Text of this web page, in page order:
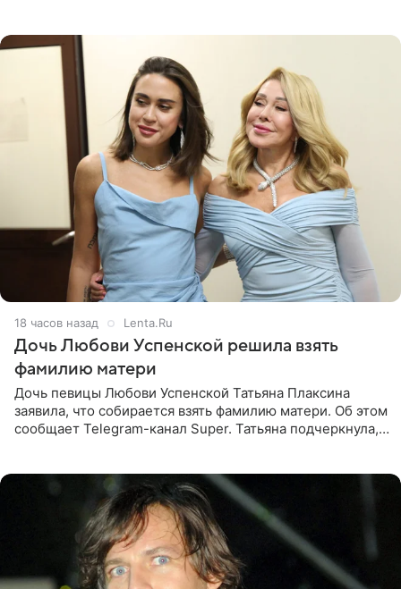
18 часов назад Lenta.Ru
Дочь Любови Успенской решила взять
фамилию матери
Дочь певицы Любови Успенской Татьяна Плаксина
заявила, что собирается взять фамилию матери. Об этом
сообщает Telegram-канал Super. Татьяна подчеркнула,